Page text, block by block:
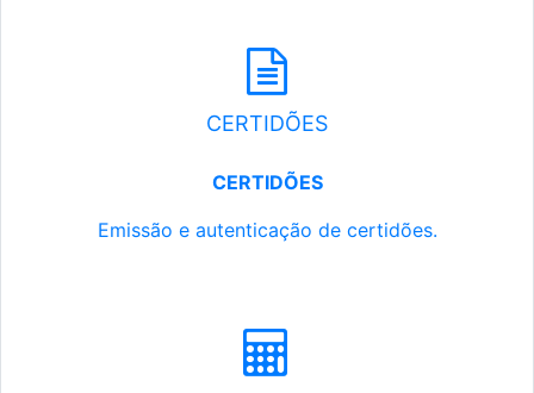
CERTIDÕES
CERTIDÕES
Emissão e autenticação de certidões.